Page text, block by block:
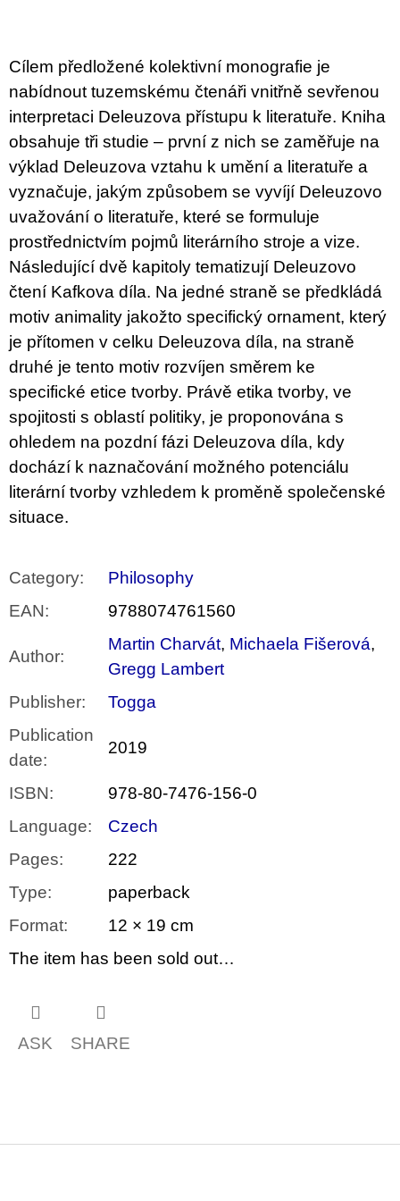
Cílem předložené kolektivní monografie je
nabídnout tuzemskému čtenáři vnitřně sevřenou
interpretaci Deleuzova přístupu k literatuře. Kniha
obsahuje tři studie – první z nich se zaměřuje na
výklad Deleuzova vztahu k umění a literatuře a
vyznačuje, jakým způsobem se vyvíjí Deleuzovo
uvažování o literatuře, které se formuluje
prostřednictvím pojmů literárního stroje a vize.
Následující dvě kapitoly tematizují Deleuzovo
čtení Kafkova díla. Na jedné straně se předkládá
motiv animality jakožto specifický ornament, který
je přítomen v celku Deleuzova díla, na straně
druhé je tento motiv rozvíjen směrem ke
specifické etice tvorby. Právě etika tvorby, ve
spojitosti s oblastí politiky, je proponována s
ohledem na pozdní fázi Deleuzova díla, kdy
dochází k naznačování možného potenciálu
literární tvorby vzhledem k proměně společenské
situace.
Category:
Philosophy
EAN: 9788074761560
Author:
Martin Charvát, Michaela Fišerová,
Gregg Lambert
Publisher:
Togga
Publication
date:
2019
ISBN:
978-80-7476-156-0
Language:
Czech
Pages:
222
Type:
paperback
Format:
12 × 19 cm
The item has been sold out…
ASK SHARE
e
n
VÝVAR
NEJEN
ROMSKÉ
RECEPTY
PRO
SNESITELNĚJŠÍ
KLIMA
300
Kč
Was:
Kč